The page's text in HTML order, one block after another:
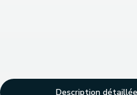
Description détaillée